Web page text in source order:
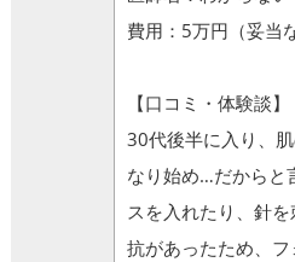
費用：5万円（妥当
【口コミ・体験談】
30代後半に入り、
なり始め…だからと
スを入れたり、針
抗があったため、